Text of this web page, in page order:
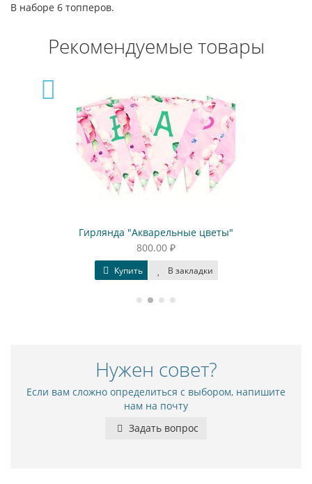
В наборе 6 топперов.
Рекомендуемые товары
Гирлянда "Акварельные цветы"
800.00 ₽
Купить В закладки
Нужен совет?
Если вам сложно определиться с выбором, напишите
нам на почту
Задать вопрос